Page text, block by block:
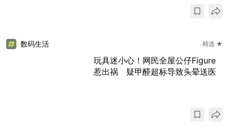
数码生活 精选 ★
玩具迷小心！网民全屋公仔Figure
惹出祸 疑甲醛超标导致头晕送医